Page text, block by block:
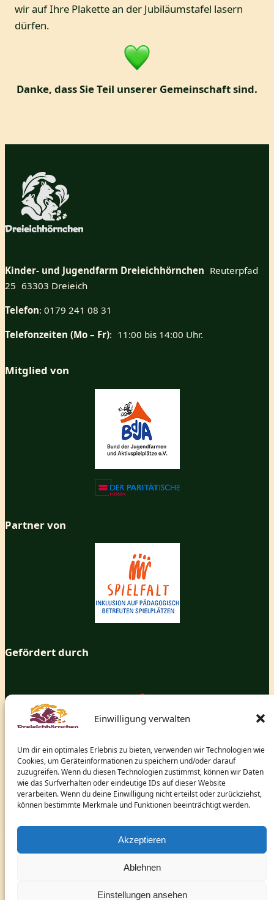
Einwilligung verwalten
Um dir ein optimales Erlebnis zu bieten, verwenden wir Technologien wie
Cookies, um Geräteinformationen zu speichern und/oder darauf
zuzugreifen. Wenn du diesen Technologien zustimmst, können wir Daten
wie das Surfverhalten oder eindeutige IDs auf dieser Website
verarbeiten. Wenn du deine Einwilligung nicht erteilst oder zurückziehst,
können bestimmte Merkmale und Funktionen beeinträchtigt werden.
Akzeptieren
Ablehnen
Einstellungen ansehen
wir auf Ihre Plakette an der Jubiläumstafel lasern
dürfen.
Danke, dass Sie Teil unserer Gemeinschaft sind.
Kinder- und Jugendfarm Dreieichhörnchen Reuterpfad
25 63303 Dreieich
Telefon: 0179 241 08 31
Telefonzeiten (Mo – Fr): 11:00 bis 14:00 Uhr.
Mitglied von
Partner von
Gefördert durch
Jugend und Soziales.